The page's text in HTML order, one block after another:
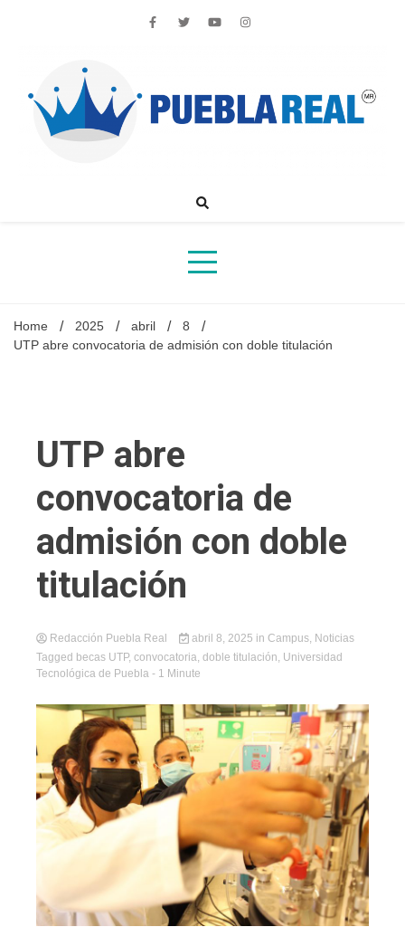
Noticias de actualidad de Puebla, México y el mundo
Home 2025 abril
8
UTP abre convocatoria de admisión con doble titulación
UTP abre
convocatoria de
admisión con doble
titulación
Redacción Puebla Real abril 8, 2025 in Campus, Noticias
Tagged becas UTP, convocatoria, doble titulación, Universidad
Tecnológica de Puebla - 1 Minute